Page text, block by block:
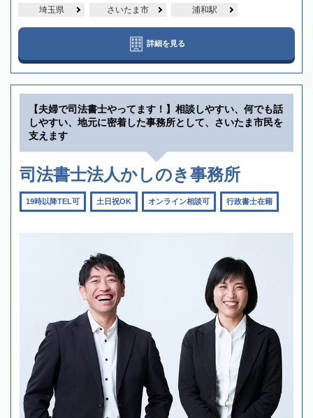
埼玉県 さいたま市 浦和駅
詳細を見る
【夫婦で司法書士やってます！】相談しやすい、何でも話
しやすい、地元に密着した事務所として、さいたま市民を
支えます
司法書士法人かしのき事務所
19時以降TEL可 土日祝OK オンライン相談可 行政書士在籍